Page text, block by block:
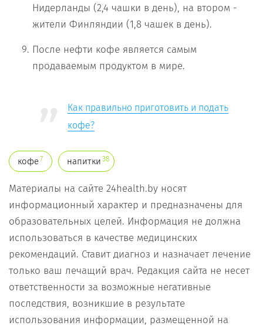
Нидерланды (2,4 чашки в день), на втором -
жители Финляндии (1,8 чашек в день).
После нефти кофе является самым
продаваемым продуктом в мире.
Как правильно приготовить и подать
кофе?
кофе7 напитки 38
Материалы на сайте 24health.by носят
информационный характер и предназначены для
образовательных целей. Информация не должна
использоваться в качестве медицинских
рекомендаций. Ставит диагноз и назначает лечение
только ваш лечащий врач. Редакция сайта не несет
ответственности за возможные негативные
последствия, возникшие в результате
использования информации, размещенной на